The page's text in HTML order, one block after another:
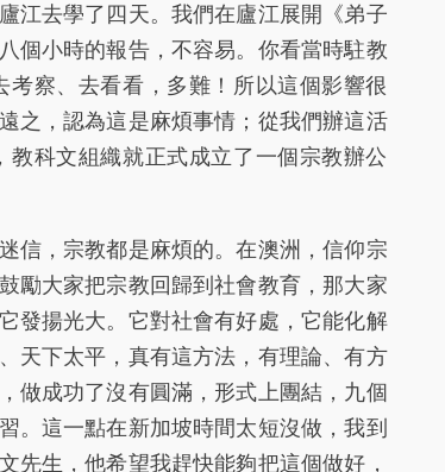
江去學了四天。我們在廬江展開《弟子
個小時的報告，不容易。你看當時駐教
察、去看看，多難！所以這個影響很
之，認為這是麻煩事情；從我們辦這活
科文組織就正式成立了一個宗教辦公
，宗教都是麻煩的。在澳洲，信仰宗
勵大家把宗教回歸到社會教育，那大家
發揚光大。它對社會有好處，它能化解
天下太平，真有這方法，有理論、有方
做成功了沒有圓滿，形式上團結，九個
。這一點在新加坡時間太短沒做，我到
先生，他希望我趕快能夠把這個做好，